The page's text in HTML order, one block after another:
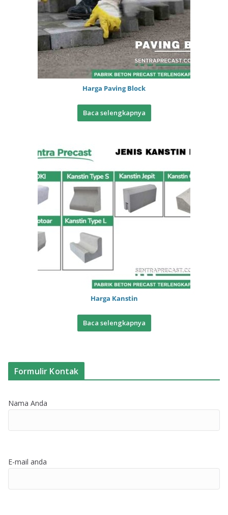
Harga Paving Block
Baca selengkapnya
Harga Kanstin
Baca selengkapnya
Formulir Kontak
Nama Anda
E-mail anda